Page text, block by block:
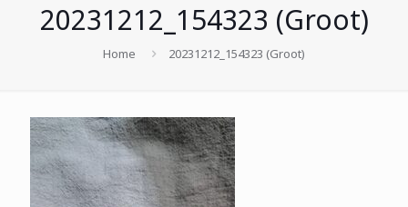
20231212_154323 (Groot)
Home 20231212_154323 (Groot)